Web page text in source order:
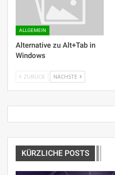
ALLGEMEIN
Alternative zu Alt+Tab in
Windows
ZURÜCK NÄCHSTE
KÜRZLICHE POSTS